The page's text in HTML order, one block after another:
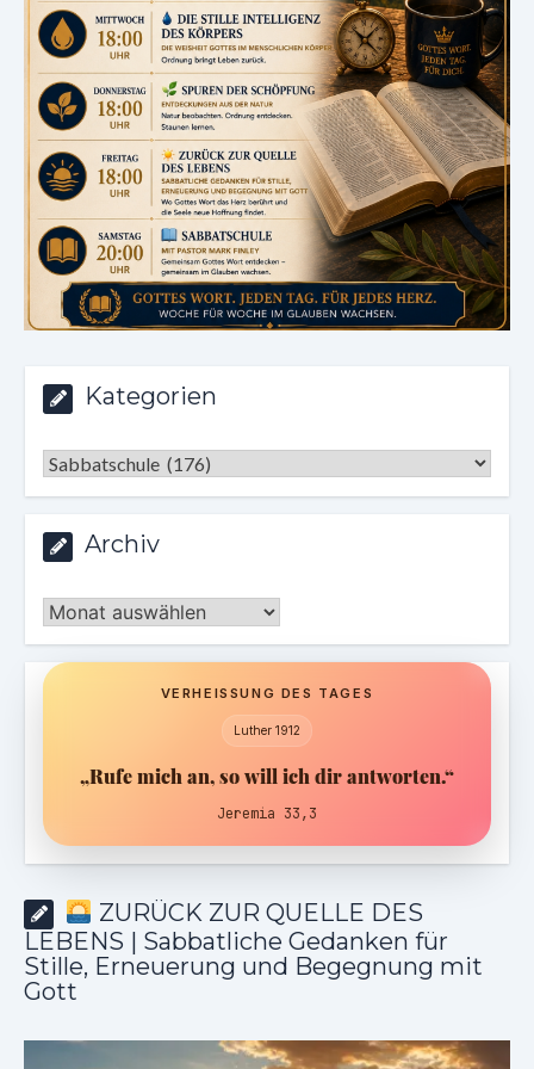
Kategorien
Kategorien
Archiv
Archiv
VERHEISSUNG DES TAGES
Luther 1912
„Rufe mich an, so will ich dir antworten.“
Jeremia 33,3
ZURÜCK ZUR QUELLE DES
LEBENS | Sabbatliche Gedanken für
Stille, Erneuerung und Begegnung mit
Gott